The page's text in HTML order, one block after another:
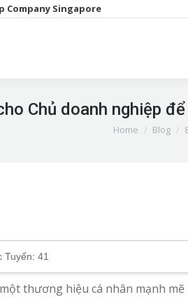
Company Singapore
Chủ doanh nghiệp
You are here:
Home Blog
Tuyến: 41
thương hiệu cá nhân mạnh